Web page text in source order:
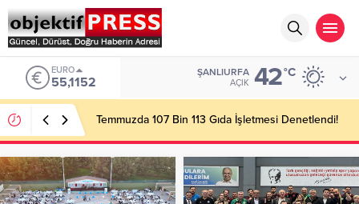
EURO
55,1152
ŞANLIURFA
AÇIK 42°C
Temmuzda 107 Bin 113 Gıda İşletmesi Denetlendi!